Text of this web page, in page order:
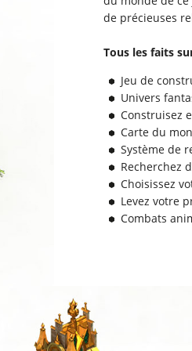
de précieuses
Tous les faits
Jeu de
Univers
Construisez
Carte du
Système de
Recherchez
Choisissez
Levez votre
Combats